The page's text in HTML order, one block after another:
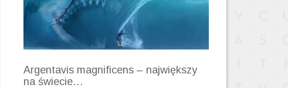
Argentavis magnificens – największy
na świecie…